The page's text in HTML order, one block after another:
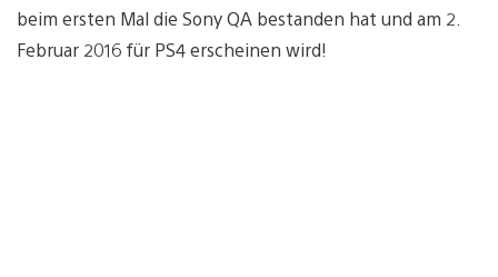
beim ersten Mal die Sony QA bestanden hat und am 2.
Februar 2016 für PS4 erscheinen wird!